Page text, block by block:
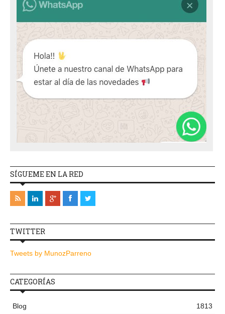
SÍGUEME EN LA RED
TWITTER
Tweets by MunozParreno
CATEGORÍAS
Blog
1813